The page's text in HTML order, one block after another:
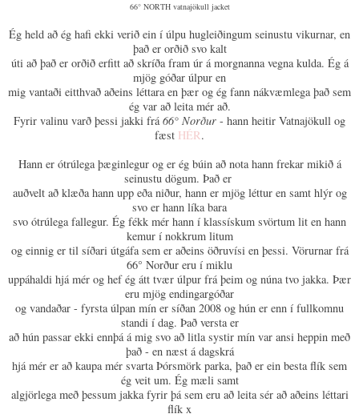
66° NORTH vatnajökull jacket
Ég held að ég hafi ekki verið ein í úlpu hugleiðingum seinustu vikurnar, en
það er orðið svo kalt
úti að það er orðið erfitt að skríða fram úr á morgnanna vegna kulda. Ég á
mjög góðar úlpur en
mig vantaði eitthvað aðeins léttara en þær og ég fann nákvæmlega það sem
ég var að leita mér að.
Fyrir valinu varð þessi jakki frá66° Norður - hann heitir Vatnajökull og
fæst HÉR.
Hann er ótrúlega þæginlegur og er ég búin að nota hann frekar mikið á
seinustu dögum. Það er
auðvelt að klæða hann upp eða niður, hann er mjög léttur en samt hlýr og
svo er hann líka bara
svo ótrúlega fallegur. Ég fékk mér hann í klassískum svörtum lit en hann
kemur í nokkrum litum
og einnig er til síðari útgáfa sem er aðeins öðruvísi en þessi. Vörurnar frá
66° Norður eru í miklu
uppáhaldi hjá mér og hef ég átt tvær úlpur frá þeim og núna tvo jakka. Þær
eru mjög endingargóðar
og vandaðar - fyrsta úlpan mín er síðan 2008 og hún er enn í fullkomnu
standi í dag. Það versta er
að hún passar ekki ennþá á mig svo að litla systir mín var ansi heppin með
það - en næst á dagskrá
hjá mér er að kaupa mér svarta Þórsmörk parka, það er ein besta flík sem
ég veit um. Ég mæli samt
algjörlega með þessum jakka fyrir þá sem eru að leita sér að aðeins léttari
flík x